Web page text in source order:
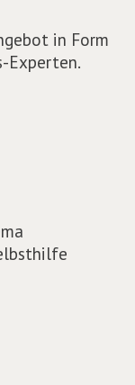
in Form
Experten.